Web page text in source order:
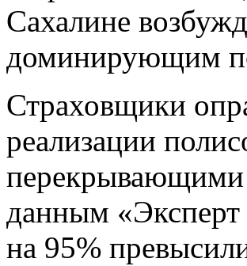
Сахалине
доминирующим
Страховщики
реализации
перекрывающими
данным
на 95%